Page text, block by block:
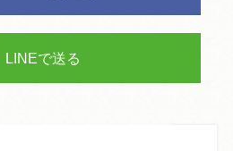
LINEで送る